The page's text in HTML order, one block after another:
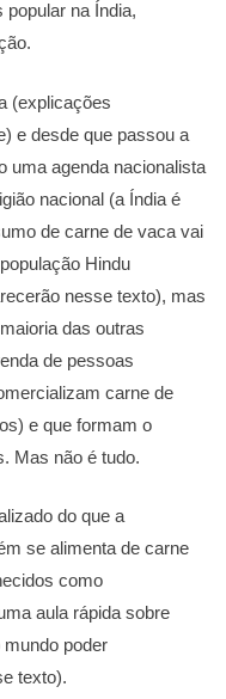
na Índia,
(explicações
e desde que passou a
uma agenda nacionalista
nacional (a Índia é
de carne de vaca vai
Hindu
nesse texto), mas
das outras
de pessoas
carne de
e que formam o
Mas não é tudo.
do que a
se alimenta de carne
como
aula rápida sobre
poder
texto).